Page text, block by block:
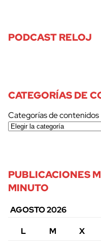
PODCAST RELOJ
CATEGORÍAS DE
Categorías de contenidos
PUBLICACIONES
MINUTO
AGOSTO 2026
L
M X